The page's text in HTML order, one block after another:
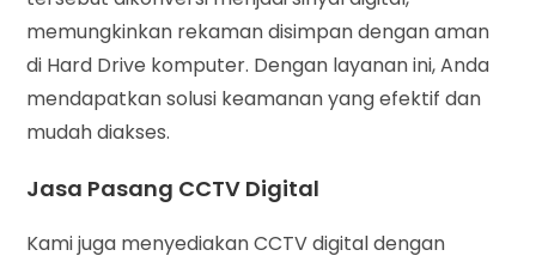
memungkinkan rekaman disimpan dengan aman
di Hard Drive komputer. Dengan layanan ini, Anda
mendapatkan solusi keamanan yang efektif dan
mudah diakses.
Jasa Pasang CCTV Digital
Kami juga menyediakan CCTV digital dengan